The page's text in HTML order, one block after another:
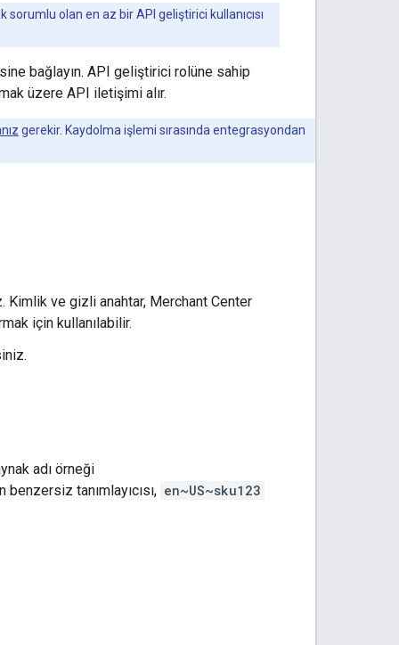
olan en az bir API geliştirici kullanıcısı
bağlayın. API geliştirici rolüne sahip
üzere API iletişimi alır.
gerekir. Kaydolma işlemi sırasında entegrasyondan
ve gizli anahtar, Merchant Center
için kullanılabilir.
adı örneği
benzersiz tanımlayıcısı, en~US~sku123